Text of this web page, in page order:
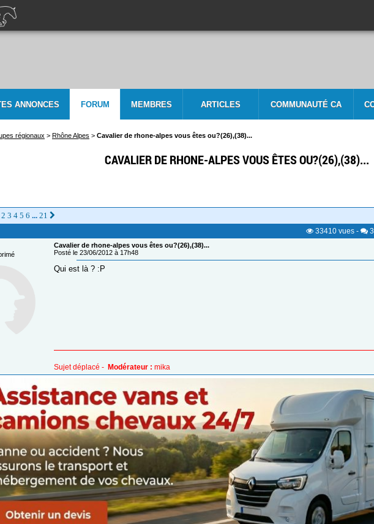
ANNONCES FORUM MEMBRES ARTICLES COMMUNAUTÉ CA
régionaux > Rhône Alpes > Cavalier de rhone-alpes vous êtes ou?(26),(38)...
CAVALIER DE RHONE-ALPES VOUS ÊTES OU?(26),(38)...
2 3 4 5 6 ... 21
33410 vues -
Cavalier de rhone-alpes vous êtes ou?(26),(38)...
Posté le 23/06/2012 à 17h48
Qui est là ? :P
Sujet déplacé - Modérateur : mika